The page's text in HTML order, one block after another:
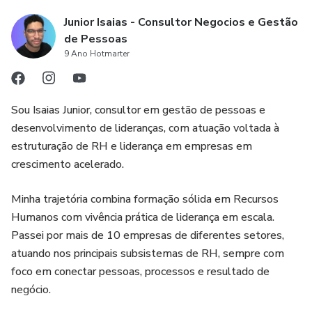
Junior Isaias - Consultor Negocios e Gestão
de Pessoas
9 Ano Hotmarter
Sou Isaias Junior, consultor em gestão de pessoas e
desenvolvimento de lideranças, com atuação voltada à
estruturação de RH e liderança em empresas em
crescimento acelerado.
Minha trajetória combina formação sólida em Recursos
Humanos com vivência prática de liderança em escala.
Passei por mais de 10 empresas de diferentes setores,
atuando nos principais subsistemas de RH, sempre com
foco em conectar pessoas, processos e resultado de
negócio.